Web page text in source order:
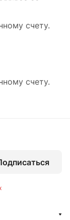
счету.
счету.